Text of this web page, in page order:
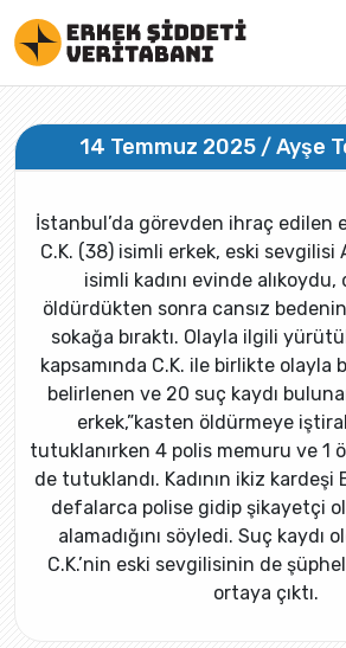
14 Temmuz 2025 / Ayşe
İstanbul’da görevden ihraç edilen
C.K. (38) isimli erkek, eski sevgilisi
isimli kadını evinde
öldürdükten sonra cansız
sokağa bıraktı. Olayla ilgili
kapsamında C.K. ile birlikte olayla
belirlenen ve 20 suç kaydı
erkek,”kasten öldürmeye
tutuklanırken 4 polis memuru ve 1
de tutuklandı. Kadının ikiz kardeşi
defalarca polise gidip şikayetçi
alamadığını söyledi. Suç kaydı
C.K.’nin eski sevgilisinin de
ortaya çıktı.